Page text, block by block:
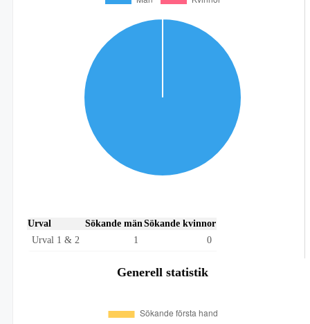
Urval Sökande mänSökande kvinnor
Urval 1 & 2
1 0
Generell statistik